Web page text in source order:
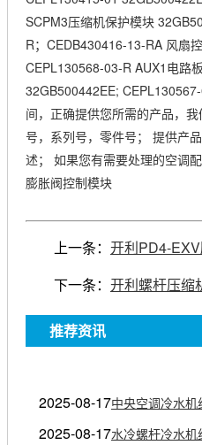
SCPM3压缩机保护模块
R；CEDB430416-13-RA 风扇
CEPL130568-03-R AUX1电路
32GB500442EE;
间，正确提供您所需的产品，
号，系列号，零件号； 提供产
述； 如果您有需要处理的空调
膨胀阀控制模块
上一条： 开利PD4-
下一条： 开利螺杆压缩
推荐资讯
2025-08-17中央空调冷水
2025-08-17水冷螺杆冷水